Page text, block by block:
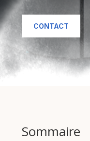
CONTACT
Sommaire